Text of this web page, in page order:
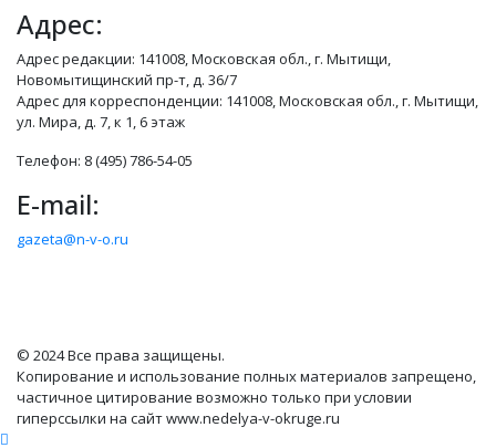
Адрес:
Адрес редакции: 141008, Московская обл., г. Мытищи,
Новомытищинский пр-т, д. 36/7
Адрес для корреспонденции: 141008, Московская обл., г. Мытищи,
ул. Мира, д. 7, к 1, 6 этаж
Телефон: 8 (495) 786-54-05
E-mail:
gazeta@n-v-o.ru
© 2024 Все права защищены.
Копирование и использование полных материалов запрещено,
частичное цитирование возможно только при условии
гиперссылки на сайт www.nedelya-v-okruge.ru